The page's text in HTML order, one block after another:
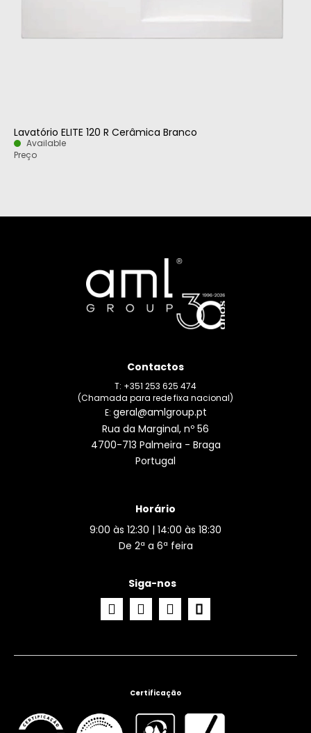
Lavatório ELITE 120 R Cerâmica Branco
Available
Preço
Contactos
T: +351 253 625 474
(Chamada para rede fixa nacional)
E: geral@amlgroup.pt
Rua da Marginal, nº 56
4700-713 Palmeira - Braga
Portugal
Horário
9:00 às 12:30 | 14:00 às 18:30
De 2ª a 6ª feira
Siga-nos
Certificação